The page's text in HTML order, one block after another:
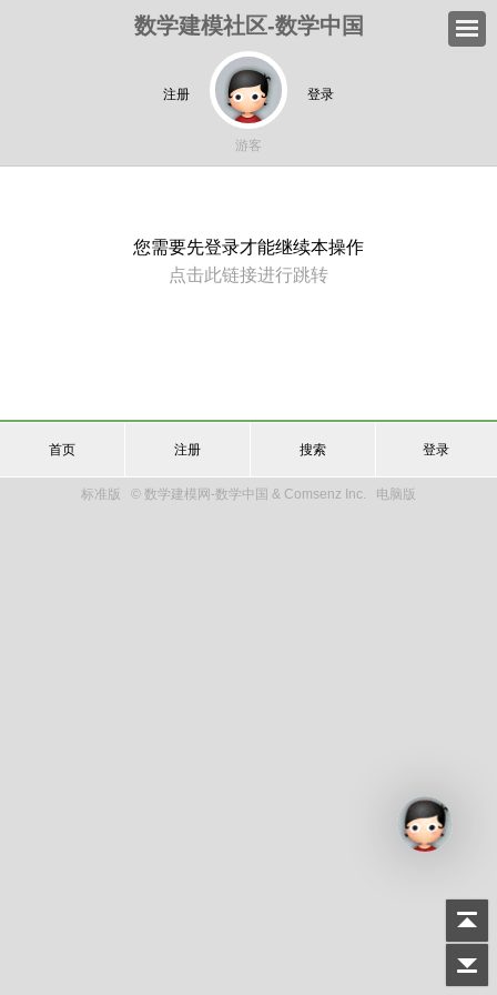
数学建模社区-数学中国
注册 登录
游客
您需要先登录才能继续本操作
点击此链接进行跳转
首页 注册 搜索 登录
标准版 © 数学建模网-数学中国 & Comsenz Inc. 电脑版